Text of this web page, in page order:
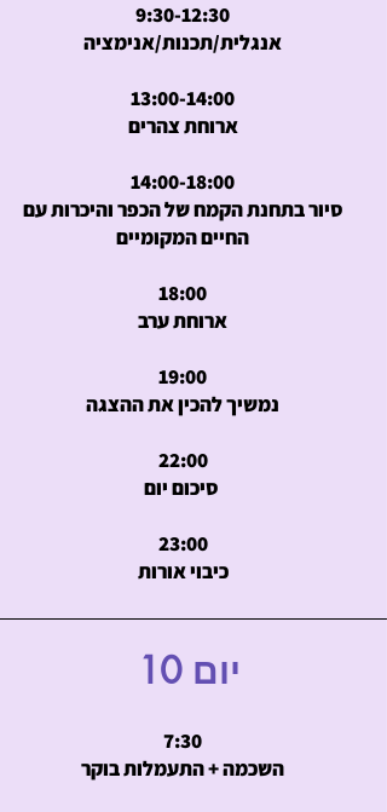
9:30-12:30
אנגלית/תכנות/אנימציה
13:00-14:00
ארוחת צהרים
14:00-18:00
סיור בתחנת הקמח של הכפר והיכרות עם
החיים המקומיים
18:00
ארוחת ערב
19:00
נמשיך להכין את ההצגה
22:00
23:00
כיבוי אורות
יום 10
7:30
השכמה + התעמלות בוקר